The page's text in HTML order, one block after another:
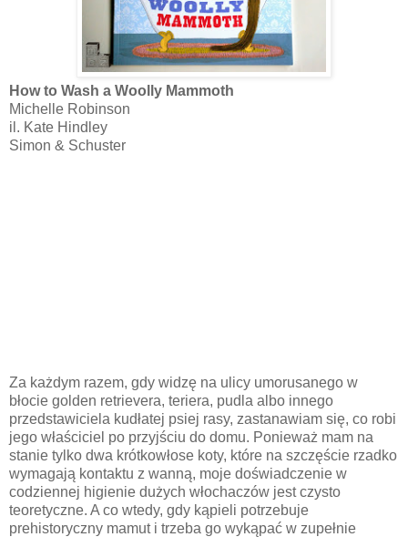
How to Wash a Woolly Mammoth
Michelle Robinson
il. Kate Hindley
Simon & Schuster
Za każdym razem, gdy widzę na ulicy umorusanego w
błocie golden retrievera, teriera, pudla albo innego
przedstawiciela kudłatej psiej rasy, zastanawiam się, co robi
jego właściciel po przyjściu do domu. Ponieważ mam na
stanie tylko dwa krótkowłose koty, które na szczęście rzadko
wymagają kontaktu z wanną, moje doświadczenie w
codziennej higienie dużych włochaczów jest czysto
teoretyczne. A co wtedy, gdy kąpieli potrzebuje
prehistoryczny mamut i trzeba go wykąpać w zupełnie